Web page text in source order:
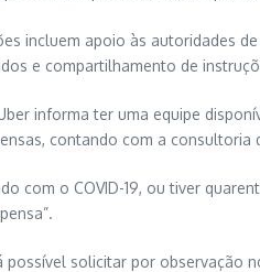
incluem apoio às autoridades
e compartilhamento de
informa ter uma equipe
contando com a
com o COVID-19, ou tiver
possível solicitar por